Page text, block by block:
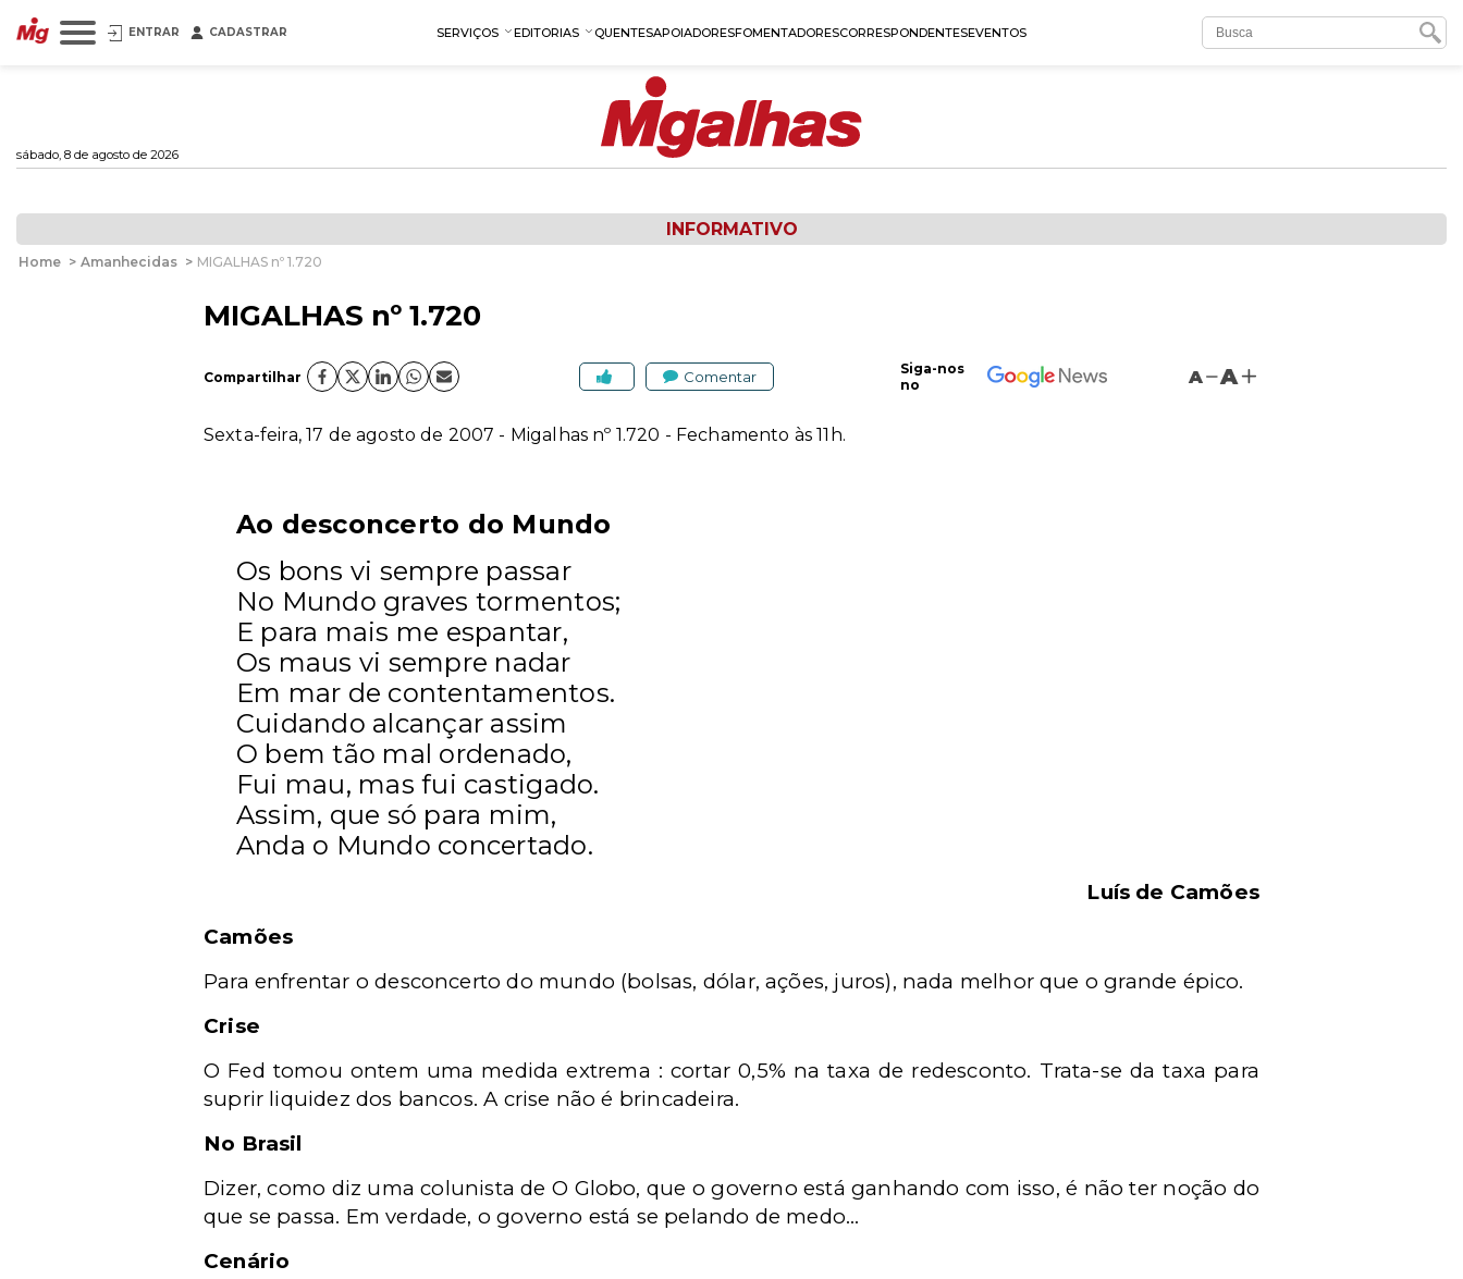
ENTRAR CADASTRAR SERVIÇOS EDITORIAS QUENTESAPOIADORESFOMENTADORESCORRESPONDENTESEVENTOS
sábado, 8 de agosto de 2026
INFORMATIVO
Home > Amanhecidas > MIGALHAS nº 1.720
MIGALHAS nº 1.720
Compartilhar Comentar
Siga-nos
no
A A
Sexta-feira, 17 de agosto de 2007 - Migalhas nº 1.720 - Fechamento às 11h.
Ao desconcerto do Mundo
Os bons vi sempre passar
No Mundo graves tormentos;
E para mais me espantar,
Os maus vi sempre nadar
Em mar de contentamentos.
Cuidando alcançar assim
O bem tão mal ordenado,
Fui mau, mas fui castigado.
Assim, que só para mim,
Anda o Mundo concertado.
Luís de Camões
Camões
Para enfrentar o desconcerto do mundo (bolsas, dólar, ações, juros), nada melhor que o grande épico.
Crise
O Fed tomou ontem uma medida extrema : cortar 0,5% na taxa de redesconto. Trata-se da taxa para
suprir liquidez dos bancos. A crise não é brincadeira.
No Brasil
Dizer, como diz uma colunista de O Globo, que o governo está ganhando com isso, é não ter noção do
que se passa. Em verdade, o governo está se pelando de medo...
Cenário